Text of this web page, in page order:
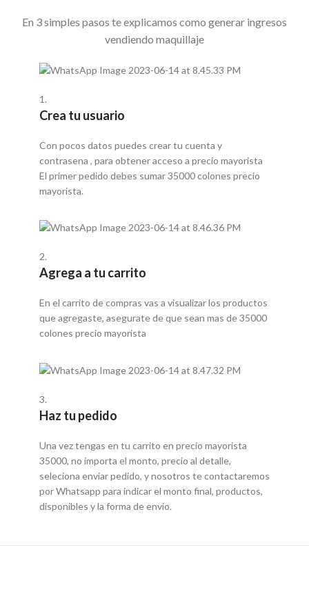
En 3 simples pasos te explicamos como generar ingresos
vendiendo maquillaje
1.
Crea tu usuario
Con pocos datos puedes crear tu cuenta y
contrasena , para obtener acceso a precio mayorista
El primer pedido debes sumar 35000 colones precio
mayorista.
2.
Agrega a tu carrito
En el carrito de compras vas a visualizar los productos
que agregaste, asegurate de que sean mas de 35000
colones precio mayorista
3.
Haz tu pedido
Una vez tengas en tu carrito en precio mayorista
35000, no importa el monto, precio al detalle,
seleciona enviar pedido, y nosotros te contactaremos
por Whatsapp para indicar el monto final, productos,
disponibles y la forma de envio.